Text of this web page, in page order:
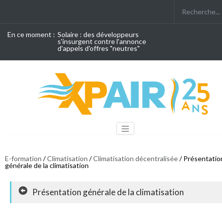
En ce moment : Solaire : des développeurs
s'insurgent contre l'annonce
d'appels d'offres "neutres"
E-formation /Climatisation /Climatisation décentralisée/
générale de la climatisation
Présentation générale de la climatisation